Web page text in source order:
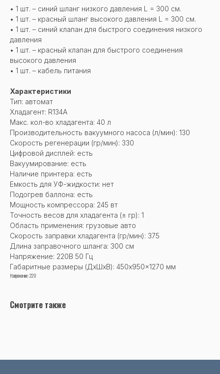
• 1 шт. – синий шланг низкого давления L = 300 см.
• 1 шт. – красный шланг высокого давления L = 300 см.
• 1 шт. – синий клапан для быстрого соединения низкого
давления
• 1 шт. – красный клапан для быстрого соединения
высокого давления
• 1 шт. – кабель питания
Характеристики
Тип: автомат
Хладагент: R134A
Макс. кол-во хладагента: 40 л
Производительность вакуумного насоса (л/мин): 130
Скорость регенерации (гр/мин): 330
Цифровой дисплей: есть
Вакуумирование: есть
Наличие принтера: есть
Емкость для УФ-жидкости: нет
Подогрев баллона: есть
Мощность компрессора: 245 вт
Точность весов для хладагента (± гр): 1
Область применения: грузовые авто
Скорость заправки хладагента (гр/мин): 375
Длина заправочного шланга: 300 см
Напряжение: 220В 50 Гц
Габаритные размеры (ДхШхВ): 450x950x1270 мм
Напряжение: 220
Смотрите также